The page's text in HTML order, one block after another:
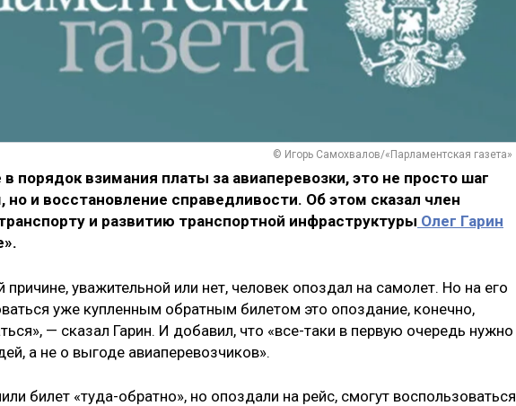
© Игорь Самохвалов/«Парламентская газета»
порядок взимания платы за авиаперевозки, это не просто шаг
но и восстановление справедливости. Об этом сказал член
и развитию транспортной инфраструктуры Олег Гарин
уважительной или нет, человек опоздал на самолет. Но на его
уже купленным обратным билетом это опоздание, конечно,
— сказал Гарин. И добавил, что «все-таки в первую очередь нужно
а не о выгоде авиаперевозчиков».
билет «туда-обратно», но опоздали на рейс, смогут воспользоваться